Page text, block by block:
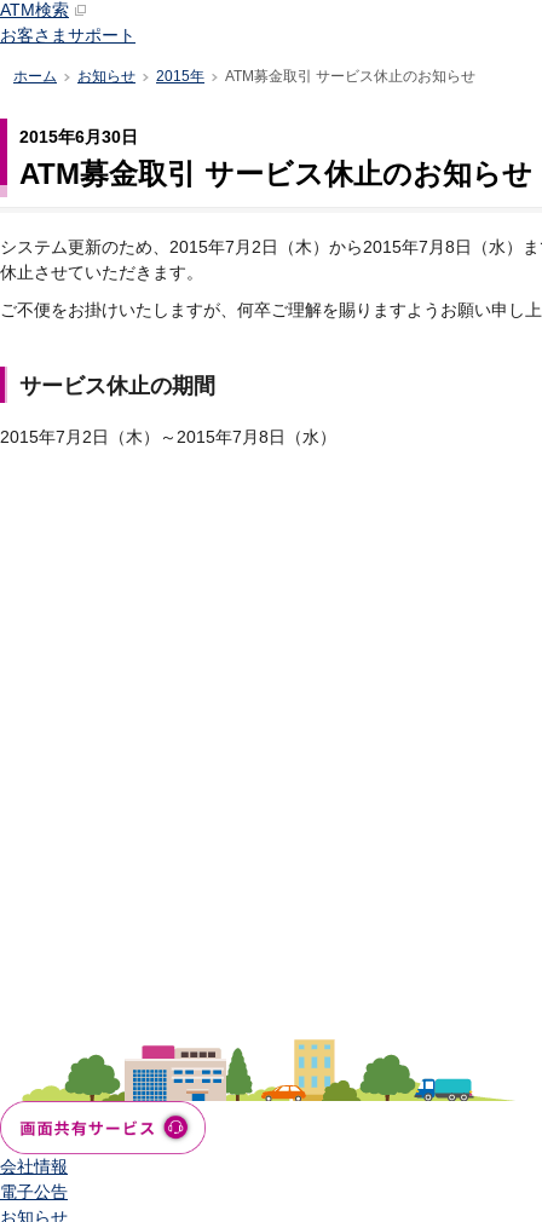
ATM検索
お客さまサポート
ホーム >お知らせ >2015年 >ATM募金取引 サービス休止のお知らせ
2015年6月30日
ATM募金取引 サービス休止のお知らせ
システム更新のため、2015年7月2日（木）から2015年7月8日（水）
休止させていただきます。
ご不便をお掛けいたしますが、何卒ご理解を賜りますようお願い申し
サービス休止の期間
2015年7月2日（木）～2015年7月8日（水）
会社情報
電子公告
お知らせ